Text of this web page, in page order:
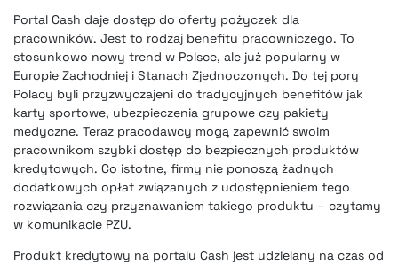
Portal Cash daje dostęp do oferty pożyczek dla
pracowników. Jest to rodzaj benefitu pracowniczego. To
stosunkowo nowy trend w Polsce, ale już popularny w
Europie Zachodniej i Stanach Zjednoczonych. Do tej pory
Polacy byli przyzwyczajeni do tradycyjnych benefitów jak
karty sportowe, ubezpieczenia grupowe czy pakiety
medyczne. Teraz pracodawcy mogą zapewnić swoim
pracownikom szybki dostęp do bezpiecznych produktów
kredytowych. Co istotne, firmy nie ponoszą żadnych
dodatkowych opłat związanych z udostępnieniem tego
rozwiązania czy przyznawaniem takiego produktu – czytamy
w komunikacie PZU.
Produkt kredytowy na portalu Cash jest udzielany na czas od